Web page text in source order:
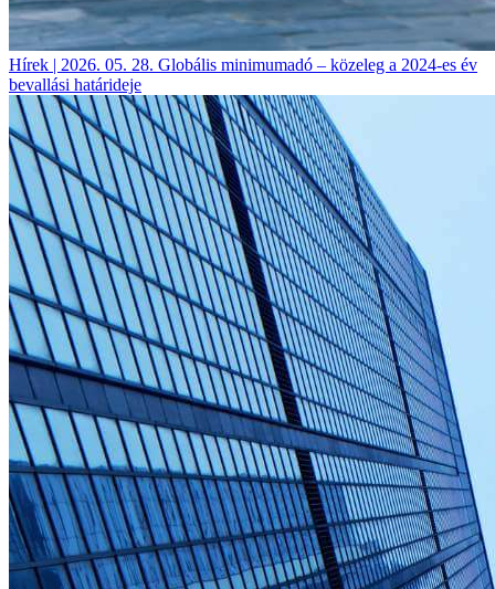
Hírek | 2026. 05. 28. Globális minimumadó – közeleg a 2024-es év
bevallási határideje